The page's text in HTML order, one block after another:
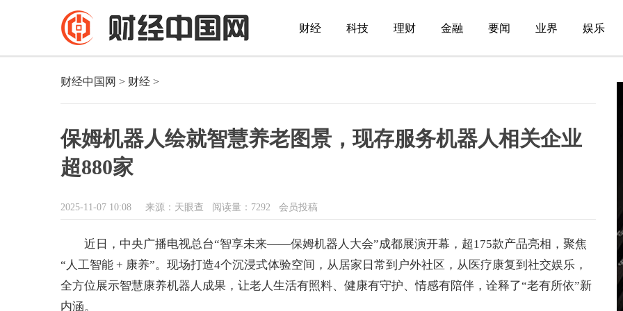
财经 科技 理财 金融 要闻 业界 娱乐
财经中国网 > 财经 >
保姆机器人绘就智慧养老图景，现存服务机器人相关企业
超880家
2025-11-07 10:08 来源：天眼查 阅读量：7292 会员投稿
近日，中央广播电视总台“智享未来——保姆机器人大会”成都展演开幕，超175款产品亮相，聚焦
“人工智能 + 康养”。现场打造4个沉浸式体验空间，从居家日常到户外社区，从医疗康复到社交娱乐，
全方位展示智慧康养机器人成果，让老人生活有照料、健康有守护、情感有陪伴，诠释了“老有所依”新
内涵。